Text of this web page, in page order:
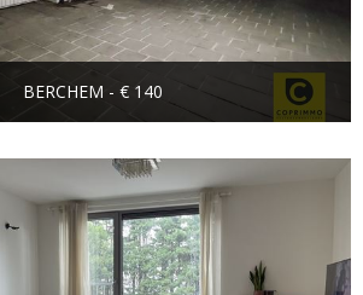
BERCHEM - € 140